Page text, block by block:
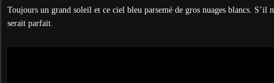
Toujours un grand soleil et ce ciel bleu parsemé de gros nuages blancs. S’il
serait parfait.